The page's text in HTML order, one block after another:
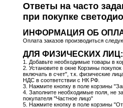
Ответы на часто
при покупке
ИНФОРМАЦИЯ ОБ
Оплата заказов производиться
ДЛЯ ФИЗИЧЕСКИХ ЛИЦ:
1. Добавьте необходимые товары в
2. Установите в окне Корзины
включать в счет", т.к. физические
НДС в соответствии с НК РФ.
3. Нажмите кнопку в поле корзины
4. Заполните необходимые поля, не
покупателя "Частное лицо"
5. Нажмите кнопку в поле корзины